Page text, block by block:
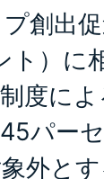
創出
ト）
度に
パー
外とす